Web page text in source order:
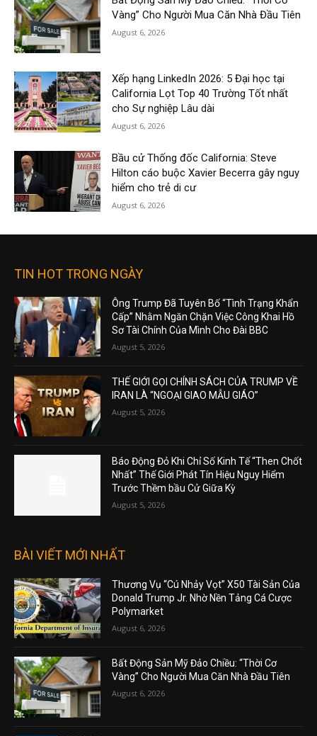
Vàng” Cho Người Mua Căn Nhà Đầu Tiên
August 6, 2026
Xếp hạng LinkedIn 2026: 5 Đại học tại
California Lọt Top 40 Trường Tốt nhất
cho Sự nghiệp Lâu dài
August 6, 2026
Bầu cử Thống đốc California: Steve
Hilton cáo buộc Xavier Becerra gây nguy
hiểm cho trẻ di cư
August 6, 2026
TIN HOT TRONG NGÀY
Ông Trump Đã Tuyên Bố “Tình Trạng Khẩn
Cấp” Nhằm Ngăn Chặn Việc Công Khai Hồ
Sơ Tài Chính Của Mình Cho Đài BBC
August 5, 2026
THẾ GIỚI GỌI CHÍNH SÁCH CỦA TRUMP VỀ
IRAN LÀ “NGOẠI GIAO MẪU GIÁO”
August 5, 2026
Báo Động Đỏ Khi Chỉ Số Kinh Tế “Then Chốt
Nhất” Thế Giới Phát Tín Hiệu Nguy Hiểm
Trước Thềm bầu Cử Giữa Kỳ
August 5, 2026
BÀI VIẾT MỚI NHẤT
Thương Vụ “Cú Nhảy Vọt” X50 Tài Sản Của
Donald Trump Jr. Nhờ Nền Tảng Cá Cược
Polymarket
August 6, 2026
Bất Động Sản Mỹ Đảo Chiều: “Thời Cơ
Vàng” Cho Người Mua Căn Nhà Đầu Tiên
August 6, 2026